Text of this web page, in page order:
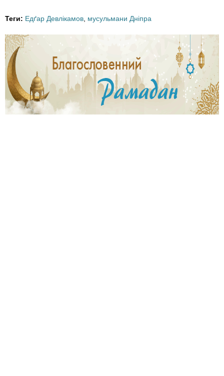
a
k
_
v
_
o
k
.
j
p
a
k
.
j
p
Теги: Едґар Девлікамов мусульмани Дніпра